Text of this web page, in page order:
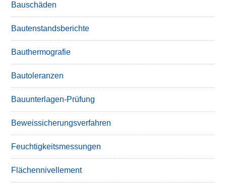
Bauschäden
Bautenstandsberichte
Bauthermografie
Bautoleranzen
Bauunterlagen-Prüfung
Beweissicherungsverfahren
Feuchtigkeitsmessungen
Flächennivellement